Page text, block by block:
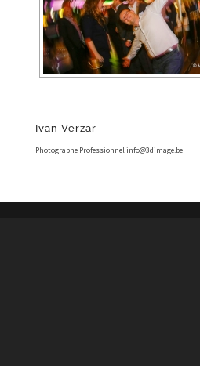
Ivan Verzar
Photographe Professionnel info@3dimage.be